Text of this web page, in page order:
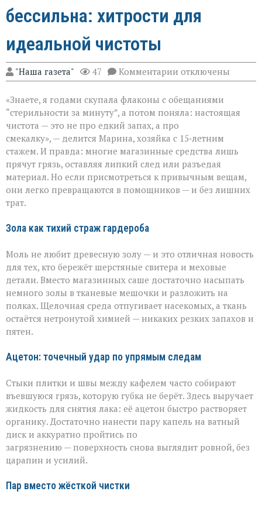
бессильна: хитрости для
идеальной чистоты
"Наша газета" 47 Комментарии к
записи
бытовая
химия
хитрости
для
идеальной
чистоты
отключены
«Знаете, я годами скупала флаконы с обещаниями
“стерильности за минуту”, а потом поняла: настоящая
чистота — это не про едкий запах, а про
смекалку», — делится Марина, хозяйка с 15‑летним
стажем. И правда: многие магазинные средства лишь
прячут грязь, оставляя липкий след или разъедая
материал. Но если присмотреться к привычным вещам,
они легко превращаются в помощников — и без лишних
трат.
Зола как тихий страж гардероба
Моль не любит древесную золу — и это отличная новость
для тех, кто бережёт шерстяные свитера и меховые
детали. Вместо магазинных саше достаточно насыпать
немного золы в тканевые мешочки и разложить на
полках. Щелочная среда отпугивает насекомых, а ткань
остаётся нетронутой химией — никаких резких запахов и
пятен.
Ацетон: точечный удар по упрямым следам
Стыки плитки и швы между кафелем часто собирают
въевшуюся грязь, которую губка не берёт. Здесь выручает
жидкость для снятия лака: её ацетон быстро растворяет
органику. Достаточно нанести пару капель на ватный
диск и аккуратно пройтись по
загрязнению — поверхность снова выглядит ровной, без
царапин и усилий.
Пар вместо жёсткой чистки